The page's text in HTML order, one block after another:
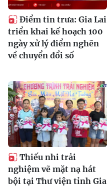
Điểm tin trưa: Gia Lai
triển khai kế hoạch 100
ngày xử lý điểm nghẽn
về chuyển đổi số
Thiếu nhi trải
nghiệm vẽ mặt nạ hát
bội tại Thư viện tỉnh Gia